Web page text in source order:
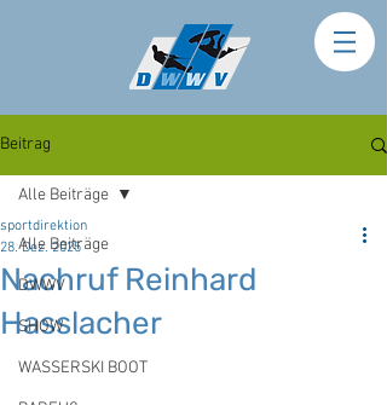
Beitrag
Alle Beiträge
DWWV
SHOW
WASSERSKI BOOT
Alle Beiträge
Nachruf Reinhard
Hasslacher
sportdirektion
28. Dez. 2025